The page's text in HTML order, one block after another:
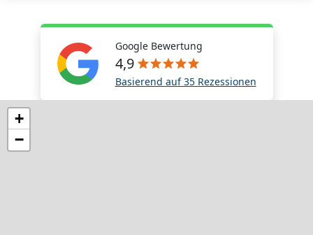
Google Bewertung
4,9
Basierend auf 35 Rezessionen
+
−